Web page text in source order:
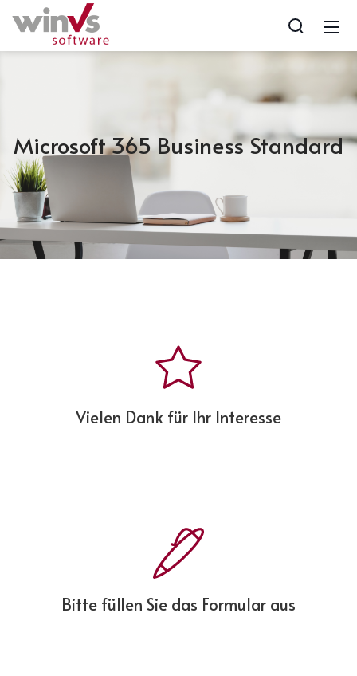
Microsoft 365 Business Standard
Vielen Dank für Ihr Interesse
Bitte füllen Sie das Formular aus